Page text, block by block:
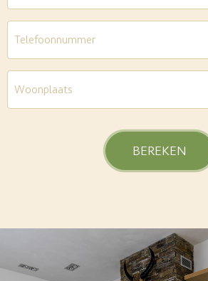
Telefoon
Woonplaats